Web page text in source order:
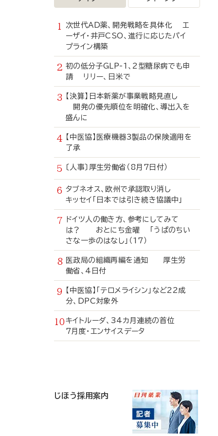
次世代AD薬、開発戦略を具体化 エ
ーザイ・井戸CSO、進行に応じたパイ
プライン構築
初の低分子GLP-1、2型糖尿病でも申
請 リリー、日米で
【決算】日本新薬が事業戦略見直し
開発の優先順位を明確化、導出入を
盛んに
【中医協】医療機器3製品の保険適用を
了承
〔人事〕厚生労働省（8月7日付）
タブネオス、欧州で承認取り消し
キッセイ「日本では引き続き協議中」
ドイツ人の働き方、参考にしてみて
は？ おとにち金曜 「うぱのちい
さな一歩のはなし」（17）
医政局の組織再編を通知 厚生労
働省、4日付
【中医協】「テロメライシン」など22成
分、DPC対象外
キイトルーダ、34カ月連続の首位
7月度・エンサイスデータ
じほう採用案内